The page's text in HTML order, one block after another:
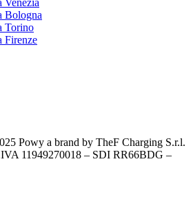
Bologna
Torino
Firenze
Powy a brand by TheF Charging S.r.l.
11949270018 – SDI RR66BDG –